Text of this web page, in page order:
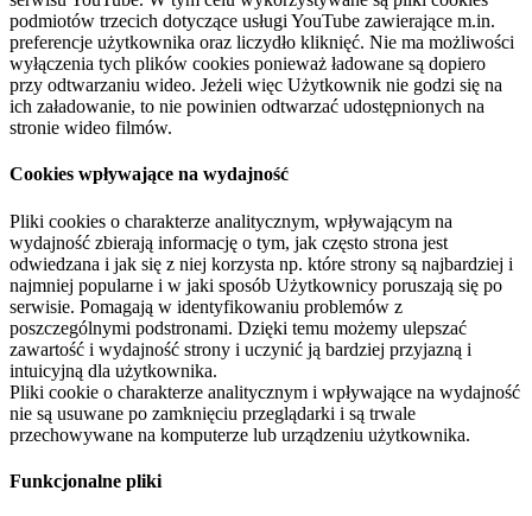
podmiotów trzecich dotyczące usługi YouTube zawierające m.in.
preferencje użytkownika oraz liczydło kliknięć. Nie ma możliwości
wyłączenia tych plików cookies ponieważ ładowane są dopiero
przy odtwarzaniu wideo. Jeżeli więc Użytkownik nie godzi się na
ich załadowanie, to nie powinien odtwarzać udostępnionych na
stronie wideo filmów.
Cookies wpływające na wydajność
Pliki cookies o charakterze analitycznym, wpływającym na
wydajność zbierają informację o tym, jak często strona jest
odwiedzana i jak się z niej korzysta np. które strony są najbardziej i
najmniej popularne i w jaki sposób Użytkownicy poruszają się po
serwisie. Pomagają w identyfikowaniu problemów z
poszczególnymi podstronami. Dzięki temu możemy ulepszać
zawartość i wydajność strony i uczynić ją bardziej przyjazną i
intuicyjną dla użytkownika.
Pliki cookie o charakterze analitycznym i wpływające na wydajność
nie są usuwane po zamknięciu przeglądarki i są trwale
przechowywane na komputerze lub urządzeniu użytkownika.
Funkcjonalne pliki